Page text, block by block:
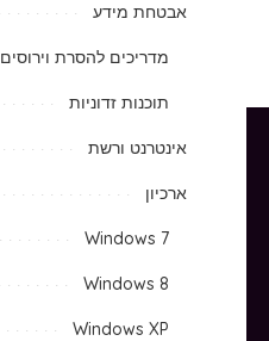
אבטחת מידע
מדריכים להסרת וירוסים
תוכנות זדוניות
אינטרנט ורשת
ארכיון
Windows 7
Windows 8
Windows XP